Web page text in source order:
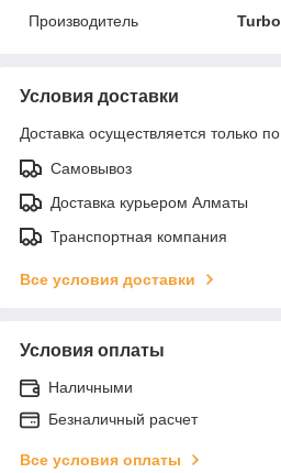
Производитель
Условия доставки
Доставка осуществляется только
Самовывоз
Доставка курьером Алматы
Транспортная компания
Все условия доставки
Условия оплаты
Наличными
Безналичный расчет
Все условия оплаты